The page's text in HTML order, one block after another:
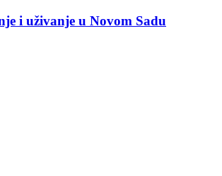
i uživanje u Novom Sadu